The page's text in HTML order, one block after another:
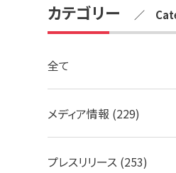
カテゴリー ／
全て
メディア情報 (229)
プレスリリース (253)